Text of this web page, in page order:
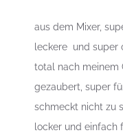
aus dem Mixer,
leckere und super
total nach meinem
gezaubert, super
schmeckt nicht zu
locker und einfach